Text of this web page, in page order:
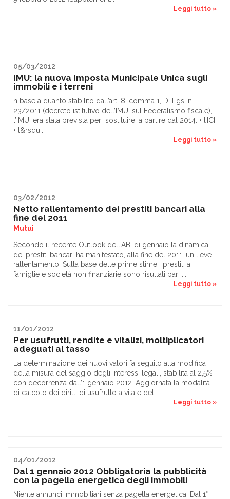
Leggi tutto »
05/03/2012
IMU: la nuova Imposta Municipale Unica sugli
immobili e i terreni
n base a quanto stabilito dall’art. 8, comma 1, D. Lgs. n.
23/2011 (decreto istitutivo dell’IMU, sul Federalismo fiscale),
l’IMU, era stata prevista per sostituire, a partire dal 2014: • l’ICI;
• l&rsqu...
Leggi tutto »
03/02/2012
Netto rallentamento dei prestiti bancari alla
fine del 2011
Mutui
Secondo il recente Outlook dell'ABI di gennaio la dinamica
dei prestiti bancari ha manifestato, alla fine del 2011, un lieve
rallentamento. Sulla base delle prime stime i prestiti a
famiglie e società non finanziarie sono risultati pari ...
Leggi tutto »
11/01/2012
Per usufrutti, rendite e vitalizi, moltiplicatori
adeguati al tasso
La determinazione dei nuovi valori fa seguito alla modifica
della misura del saggio degli interessi legali, stabilita al 2,5%
con decorrenza dall’1 gennaio 2012. Aggiornata la modalità
di calcolo dei diritti di usufrutto a vita e del...
Leggi tutto »
04/01/2012
Dal 1 gennaio 2012 Obbligatoria la pubblicità
con la pagella energetica degli immobili
Niente annunci immobiliari senza pagella energetica. Dal 1°